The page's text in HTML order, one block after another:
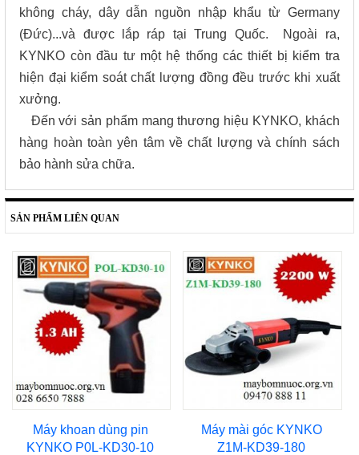
không cháy, dây dẫn nguồn nhập khẩu từ Germany
(Đức)...và được lắp ráp tại Trung Quốc. Ngoài ra,
KYNKO còn đầu tư một hệ thống các thiết bị kiểm tra
hiện đại kiểm soát chất lượng đồng đều trước khi xuất
xưởng.
Đến với sản phẩm mang thương hiệu KYNKO, khách
hàng hoàn toàn yên tâm về chất lượng và chính sách
bảo hành sửa chữa.
SẢN PHẨM LIÊN QUAN
Máy khoan dùng pin
KYNKO P0L-KD30-10
Máy mài góc KYNKO
Z1M-KD39-180